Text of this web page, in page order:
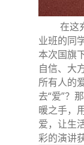
在这
业班的同
本次国旗
自信、大
所有人的
去“爱”？
暖之手，
爱，让生
彩的演讲